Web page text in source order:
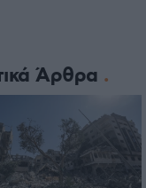
Άρθρα